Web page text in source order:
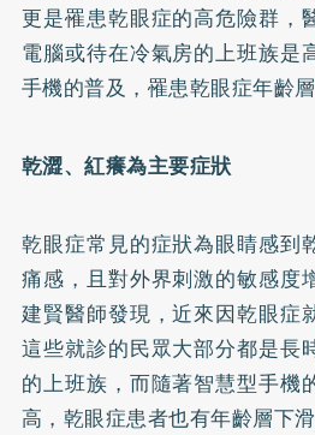
更是罹患乾眼症的高危險群，
電腦或待在冷氣房的上班族是
手機的普及，罹患乾眼症年齡層
乾澀、紅癢為主要症狀
乾眼症常見的症狀為眼睛感到
痛感，且對外界刺激的敏感度
建賢醫師發現，近來因乾眼症
這些就診的民眾大部分都是長
的上班族，而隨著智慧型手機
高，乾眼症患者也有年齡層下滑